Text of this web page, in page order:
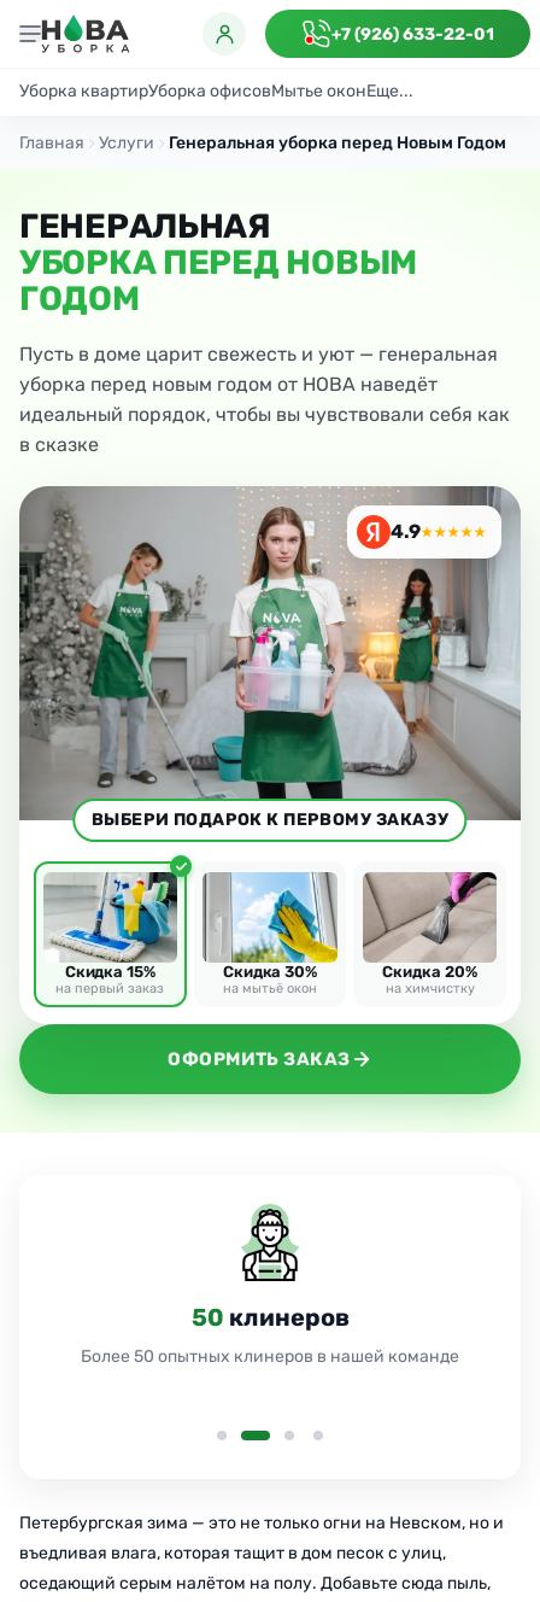
+7 (926) 633-22-01
Уборка квартирУборка офисовМытье оконЕще...
ГенеральнаяПоддерживающаяПосле ремонта
Главная Услуги Генеральная уборка перед Новым Годом
ГЕНЕРАЛЬНАЯ
УБОРКА ПЕРЕД НОВЫМ
ГОДОМ
Пусть в доме царит свежесть и уют — генеральная
уборка перед новым годом от НОВА наведёт
идеальный порядок, чтобы вы чувствовали себя как
в сказке
ОФОРМИТЬ ЗАКАЗ
4.9★★★★★
ВЫБЕРИ ПОДАРОК К ПЕРВОМУ ЗАКАЗУ
Скидка 15%
на первый заказ
Скидка 30%
на мытьё окон
Скидка 20%
на химчистку
24часа
Работаем 24 часа без выходных и праздников
Петербургская зима — это не только огни на Невском, но и
въедливая влага, которая тащит в дом песок с улиц,
оседающий серым налётом на полу. Добавьте сюда пыль,